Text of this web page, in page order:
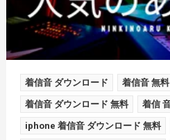
着信音 ダウンロード 着信音 無料
着信音 ダウンロード 無料 着信
iphone 着信音 ダウンロード 無料